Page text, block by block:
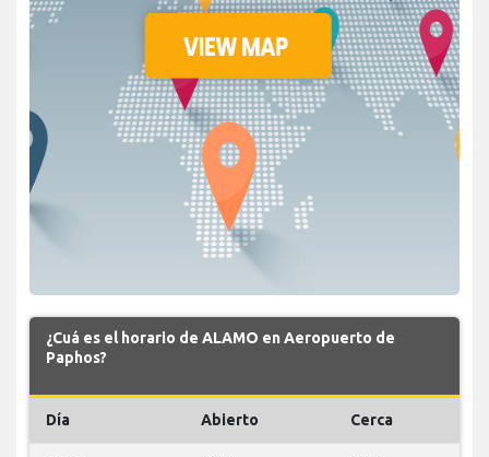
¿Cuá es el horario de ALAMO en Aeropuerto de
Paphos?
Día Abierto Cerca